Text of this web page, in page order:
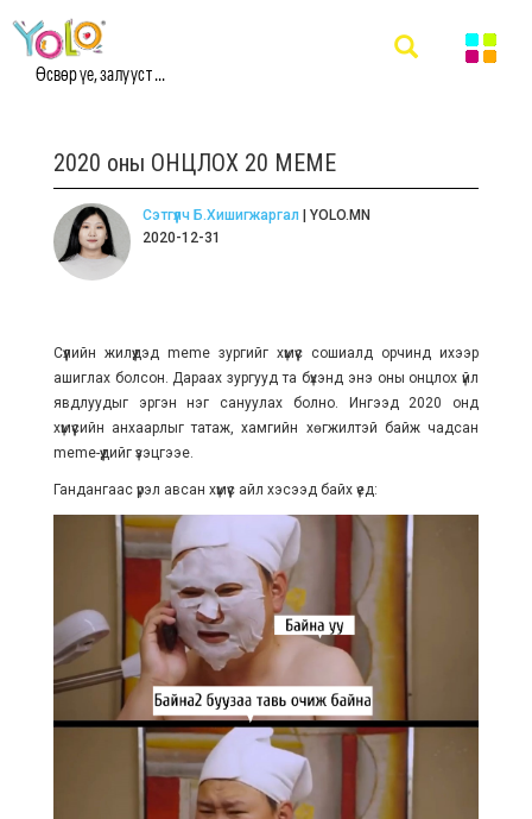
Өсвөр үе, залууст ...
2020 оны ОНЦЛОХ 20 MEME
Сэтгүүлч Б.Хишигжаргал | YOLO.MN
2020-12-31
Сүүлийн жилүүдэд meme зургийг хүмүүс сошиалд орчинд ихээр
ашиглах болсон. Дараах зургууд та бүхэнд энэ оны онцлох үйл
явдлуудыг эргэн нэг сануулах болно. Ингээд 2020 онд
хүмүүсийн анхаарлыг татаж, хамгийн хөгжилтэй байж чадсан
meme-үүдийг үзэцгээе.
Гандангаас үрэл авсан хүмүүс айл хэсээд байх үед: